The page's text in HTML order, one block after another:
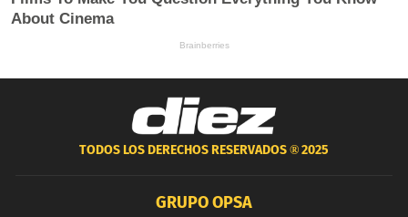
TODOS LOS DERECHOS RESERVADOS ®2025
GRUPO OPSA